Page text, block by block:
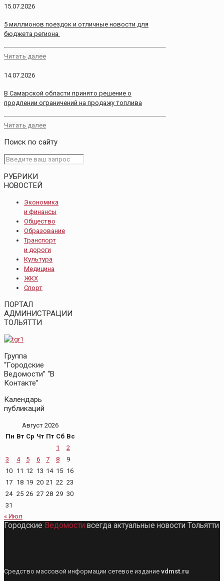
15.07.2026
5 миллионов поездок и отличные новости для
бюджета региона
Читать далее
14.07.2026
В Самарской области принято решение о
продлении ограничений на продажу топлива
Читать далее
Поиск по сайту
РУБРИКИ
НОВОСТЕЙ
Экономика
и финансы
Общество
Образование
Транспорт
и дороги
Культура
Медицина
ЖКХ
Спорт
ПОРТАЛ
АДМИНИСТРАЦИИ
ТОЛЬЯТТИ
Группа
“Городские
Ведомости” “В
Контакте”
Календарь
публикаций
Август 2026
Пн Вт Ср Чт Пт Сб Вс
1
2
3
4 5 6 7 8
9
10 11 12 13 14 15 16
17 18 19 20 21 22 23
24 25 26 27 28 29 30
31
« Июл
Городские Ведомости всегда актуальные новости Тольятти
Средство массовой информации сетевое издание vdmst.ru